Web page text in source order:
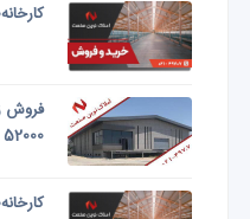
کارخانه5000 متر جاده قدیم کرج 384
52000 متری بویین زهرا 4278
کارخانه1000 متری جاده ساوه 543